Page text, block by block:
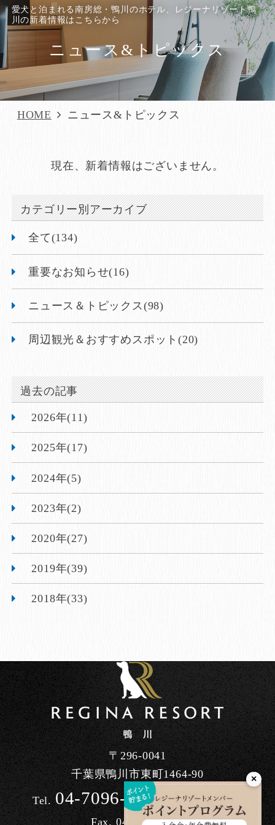
愛犬と泊まれる南房総・鴨川のホテル、レジーナリゾート鴨
川の新着情報はこちらから
ニュース&トピックス
HOME ニュース&トピックス
現在、新着情報はございません。
カテゴリー別アーカイブ
全て(134)
重要なお知らせ(16)
ニュース＆トピックス(98)
周辺観光＆おすすめスポット(20)
過去の記事
2026年(11)
2025年(17)
2024年(5)
2023年(2)
2020年(27)
2019年(39)
2018年(33)
〒296-0041
千葉県鴨川市東町1464-90
Tel.04-7096-7200/ 10:00～17:00
Fax. 04-7098-3613
×